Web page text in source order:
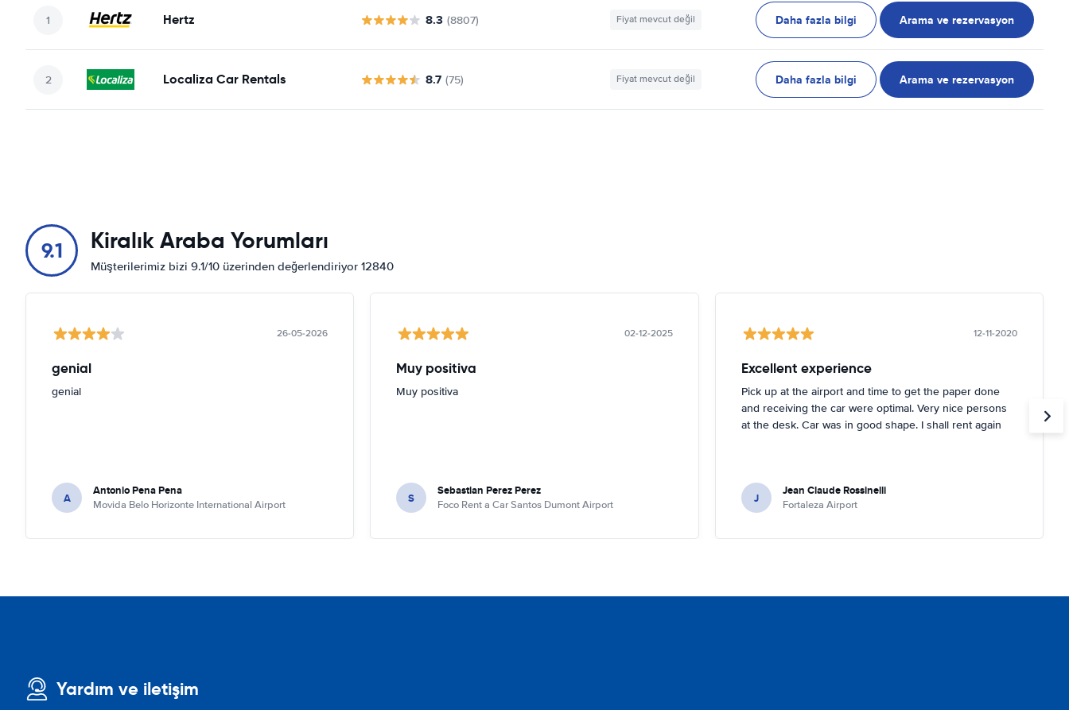
Hertz 8.3 (8807) Fiyat mevcut değil Daha fazla bilgi Arama ve rezervasyon
Localiza Car Rentals 8.7 (75) Fiyat mevcut değil Daha fazla bilgi Arama ve rezervasyon
9.1 Kiralık Araba Yorumları
Müşterilerimiz bizi 9.1/10 üzerinden değerlendiriyor 12840
26-05-2026
genial
genial
A Antonio Pena Pena
Movida Belo Horizonte International Airport
02-12-2025
Muy positiva
Muy positiva
S Sebastian Perez Perez
Foco Rent a Car Santos Dumont Airport
12-11-2020
Excellent experience
Pick up at the airport and time to get the paper done
and receiving the car were optimal. Very nice persons
at the desk. Car was in good shape. I shall rent again
J Jean Claude Rossinelli
Fortaleza Airport
Yardım ve iletişim